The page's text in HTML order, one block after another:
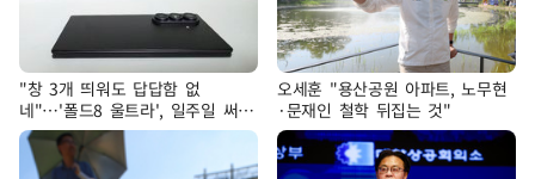
"창 3개 띄워도 답답함 없
네"…'폴드8 울트라', 일주일 써보
니
오세훈 "용산공원 아파트, 노무현
·문재인 철학 뒤집는 것"